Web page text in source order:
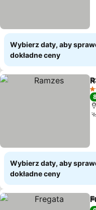
Wybierz daty, aby
dokładne ceny
3
Wybierz daty, aby
dokładne ceny